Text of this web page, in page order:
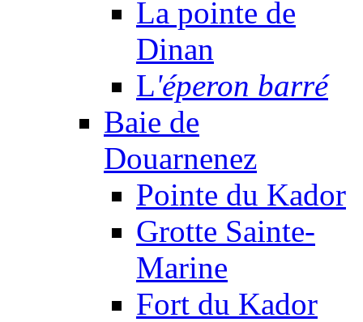
La pointe de
Dinan
L'éperon barré
Baie de
Douarnenez
Pointe du Kador
Grotte Sainte-
Marine
Fort du Kador